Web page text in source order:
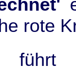
rote
führt